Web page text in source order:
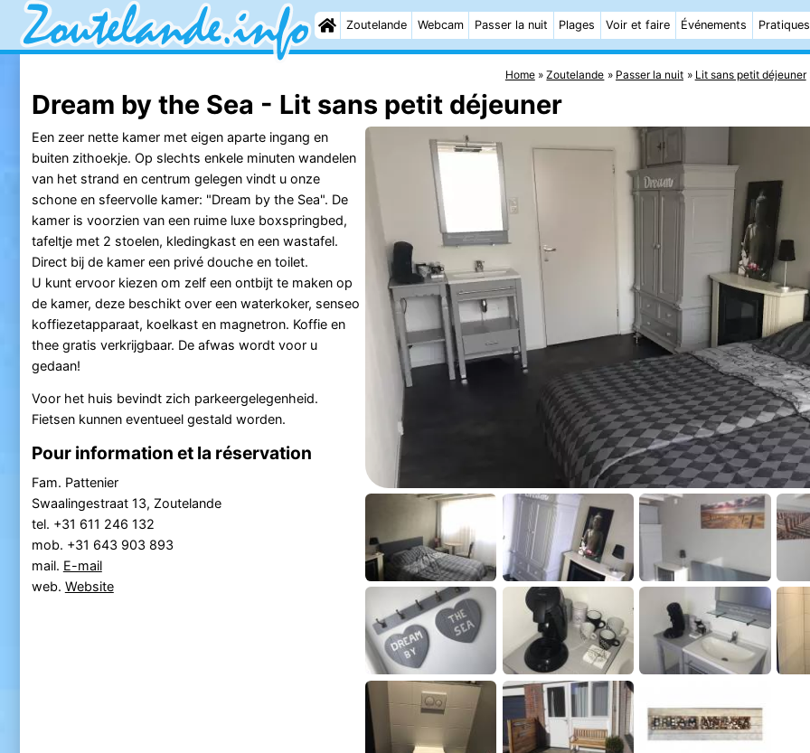
Zoutelande Webcam Passer la nuit Plages Voir et faire Événements Pratiques
Home Zoutelande Passer la nuit Lit sans petit déjeuner
Dream by the Sea - Lit sans petit déjeuner
Een zeer nette kamer met eigen aparte ingang en
buiten zithoekje. Op slechts enkele minuten wandelen
van het strand en centrum gelegen vindt u onze
schone en sfeervolle kamer: "Dream by the Sea". De
kamer is voorzien van een ruime luxe boxspringbed,
tafeltje met 2 stoelen, kledingkast en een wastafel.
Direct bij de kamer een privé douche en toilet.
U kunt ervoor kiezen om zelf een ontbijt te maken op
de kamer, deze beschikt over een waterkoker, senseo
koffiezetapparaat, koelkast en magnetron. Koffie en
thee gratis verkrijgbaar. De afwas wordt voor u
gedaan!
Voor het huis bevindt zich parkeergelegenheid.
Fietsen kunnen eventueel gestald worden.
Pour information et la réservation
Fam. Pattenier
Swaalingestraat 13, Zoutelande
tel. +31 611 246 132
mob. +31 643 903 893
mail. E-mail
web. Website